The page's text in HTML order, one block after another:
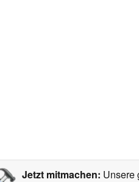
Jetzt mitmachen: Unsere